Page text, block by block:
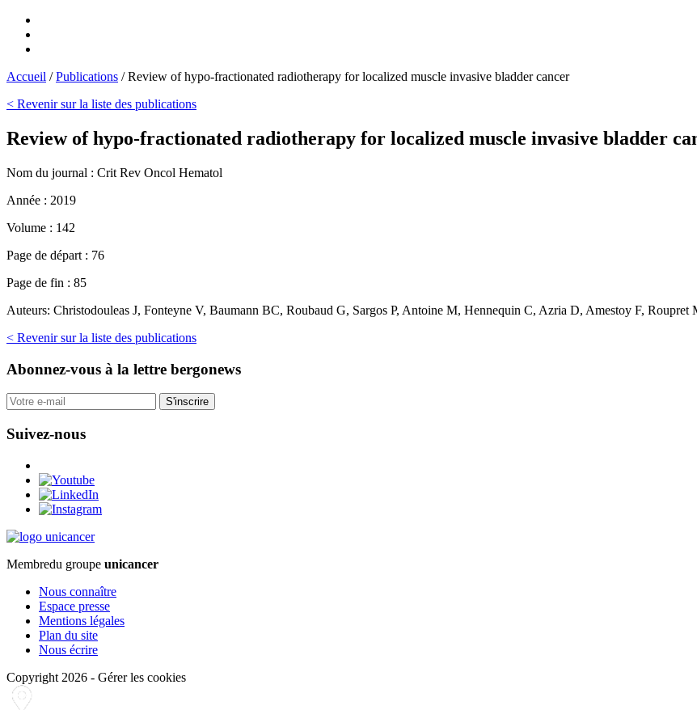
Accueil /Publications /Review of hypo-fractionated radiotherapy for localized muscle invasive bladder cancer
< Revenir sur la liste des publications
Review of hypo-fractionated radiotherapy for localized muscle invasive bladder
Nom du journal : Crit Rev Oncol Hematol
Année : 2019
Volume : 142
Page de départ : 76
Page de fin : 85
Auteurs: Christodouleas J, Fonteyne V, Baumann BC, Roubaud G, Sargos P, Antoine M, Hennequin C, Azria D, Amestoy F,
< Revenir sur la liste des publications
Abonnez-vous à la lettre bergonews
S'inscrire
Suivez-nous
Membredu groupe unicancer
Nous connaître
Espace presse
Mentions légales
Plan du site
Nous écrire
Copyright 2026 - Gérer les cookies